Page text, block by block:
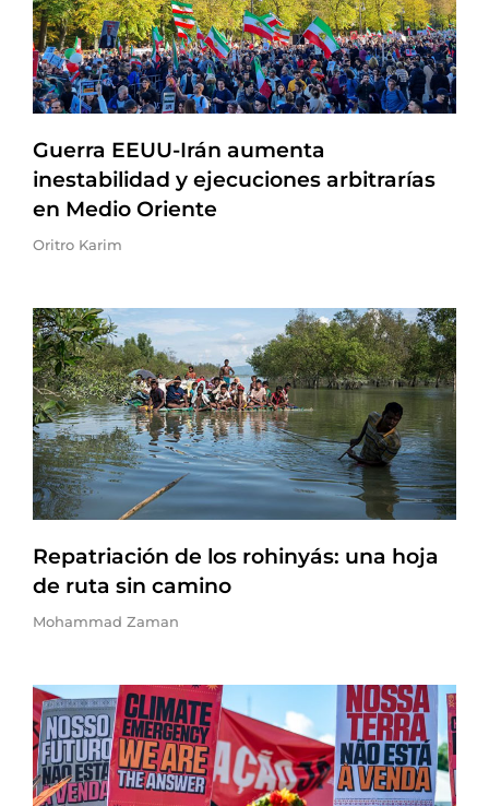
Guerra EEUU-Irán aumenta
inestabilidad y ejecuciones arbitrarías
en Medio Oriente
Oritro Karim
Repatriación de los rohinyás: una hoja
de ruta sin camino
Mohammad Zaman